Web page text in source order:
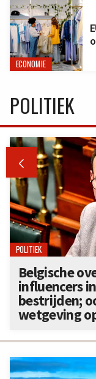
ECONOMIE
POLITIEK

POLITIEK
Belgische
influencers
bestrijden;
wetgeving